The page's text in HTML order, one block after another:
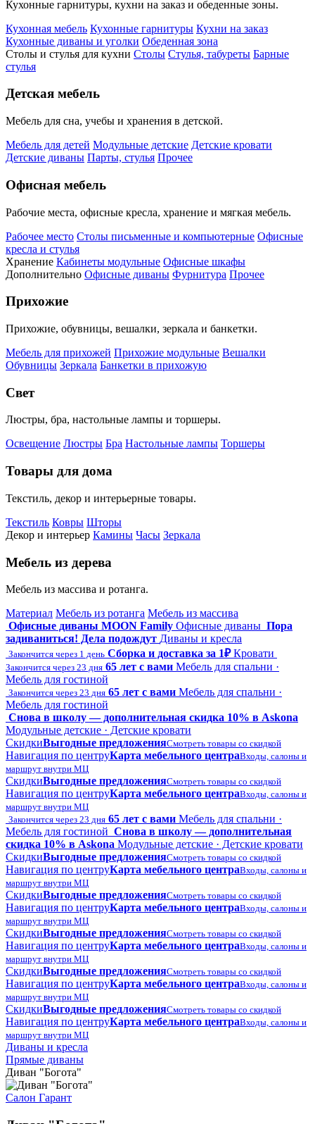
Кухонные гарнитуры, кухни на заказ и обеденные зоны.
Кухонная мебель Кухонные гарнитуры Кухни на заказ
Кухонные диваны и уголки Обеденная зона
Столы и стулья для кухни Столы Стулья, табуреты Барные
стулья
Детская мебель
Мебель для сна, учебы и хранения в детской.
Мебель для детей Модульные детские Детские кровати
Детские диваны Парты, стулья Прочее
Офисная мебель
Рабочие места, офисные кресла, хранение и мягкая мебель.
Рабочее место Столы письменные и компьютерные Офисные
кресла и стулья
Хранение Кабинеты модульные Офисные шкафы
Дополнительно Офисные диваны Фурнитура Прочее
Прихожие
Прихожие, обувницы, вешалки, зеркала и банкетки.
Мебель для прихожей Прихожие модульные Вешалки
Обувницы Зеркала Банкетки в прихожую
Свет
Люстры, бра, настольные лампы и торшеры.
Освещение Люстры Бра Настольные лампы Торшеры
Товары для дома
Текстиль, декор и интерьерные товары.
Текстиль Ковры Шторы
Декор и интерьер Камины Часы Зеркала
Мебель из дерева
Мебель из массива и ротанга.
Материал Мебель из ротанга Мебель из массива
Офисные диваны MOON Family Офисные диваны Пора
задиваниться! Дела подождут Диваны и кресла
Закончится через 1 день Сборка и доставка за 1₽ Кровати
Закончится через 23 дня 65 лет с вами Мебель для спальни ·
Мебель для гостиной
Закончится через 23 дня 65 лет с вами Мебель для спальни ·
Мебель для гостиной
Снова в школу — дополнительная скидка 10% в Askona
Модульные детские · Детские кровати
СкидкиВыгодные предложенияСмотреть товары со скидкой
Навигация по центруКарта мебельного центраВходы, салоны и
маршрут внутри МЦ
СкидкиВыгодные предложенияСмотреть товары со скидкой
Навигация по центруКарта мебельного центраВходы, салоны и
маршрут внутри МЦ
Закончится через 23 дня 65 лет с вами Мебель для спальни ·
Мебель для гостиной Снова в школу — дополнительная
скидка 10% в Askona Модульные детские · Детские кровати
СкидкиВыгодные предложенияСмотреть товары со скидкой
Навигация по центруКарта мебельного центраВходы, салоны и
маршрут внутри МЦ
СкидкиВыгодные предложенияСмотреть товары со скидкой
Навигация по центруКарта мебельного центраВходы, салоны и
маршрут внутри МЦ
СкидкиВыгодные предложенияСмотреть товары со скидкой
Навигация по центруКарта мебельного центраВходы, салоны и
маршрут внутри МЦ
СкидкиВыгодные предложенияСмотреть товары со скидкой
Навигация по центруКарта мебельного центраВходы, салоны и
маршрут внутри МЦ
СкидкиВыгодные предложенияСмотреть товары со скидкой
Навигация по центруКарта мебельного центраВходы, салоны и
маршрут внутри МЦ
Диваны и кресла
Прямые диваны
Диван "Богота"
Салон Гарант